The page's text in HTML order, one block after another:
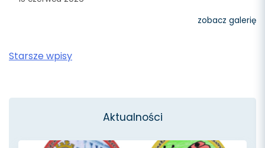
zobacz galerię
Nawigacja
wpisach
Starsze wpisy
Aktualności